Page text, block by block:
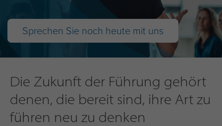
Sprechen Sie noch heute mit uns
Die Zukunft der Führung gehört
denen, die bereit sind, ihre Art zu
führen neu zu denken